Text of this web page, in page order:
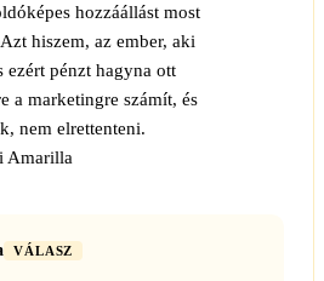
hozzáállást most
hiszem, az ember, aki
ezért pénzt hagyna ott
a marketingre számít, és
nem elrettenteni.
Amarilla
VÁLASZ